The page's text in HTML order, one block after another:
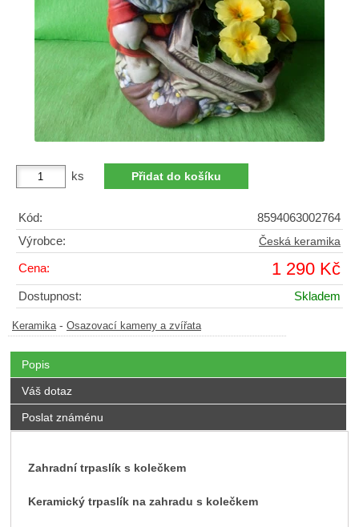
ks
Kód:
8594063002764
Výrobce:
Česká keramika
Cena: 1 290 Kč
Dostupnost: Skladem
Keramika - Osazovací kameny a zvířata
Popis
Váš dotaz
Poslat známénu
Zahradní trpaslík s kolečkem
Keramický trpaslík na zahradu s kolečkem